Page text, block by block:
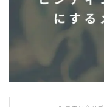
BC STREAM
BURTON
CAPiTA
DEATH LABEL
DRAKE